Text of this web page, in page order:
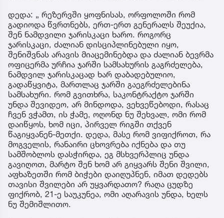
დედა: „ რეზერვში ყოფნისას, ორფოლოში რომ
გადიოდა წვრთნებს, ერთ-ერთ გენერალს შეუქია,
შენ ნამდვილი ჯარისკაცი ხარო. როგორც
ჯარისკაცი, ძალიან დისციპლინებული იყო,
შენიშვნას არავის მიაცემინებდა და ძალიან ბევრმა
ოფიცერმა ურჩია ჯარში სამსახურის გაგრძელება,
ნამდვილ ჯარისკაცად ხარ დაბადებულიო,
გადაწყვიტა, მართლაც ჯარში გაეგრძელებინა
სამსახური. რომ გვითხრა, საკონტრაქტო ჯარში
უნდა შევიდეო, არ მინდოდა, ვეხვეწებოდი, რასაც
ჩვენ ვჭამთ, ის ჭამე, ოღონდ ნუ შეხვალ, ომი რომ
დაიწყოს, ხომ იცი, პირველ რიგში თქვენ
წაგიყვანენ-მეთქი. დედა, მასე რომ ვიფიქროთ, რა
მოგველის, რანაირი ცხოვრება იქნება და თუ
სამშობლოს დასჭირდა, ეგ მსხვერპლიც უნდა
გავიღოთ, მარტო შენ ხომ არ გიყვარს შენი შვილი,
აფხაზეთში რომ ბიჭები დაიღუპნენ, იმათ დედებს
თავისი შვილები არ უყვარდათო? რაღა ცუდზე
ფიქრობ, 21-ე საუკუნეა, ომი აღარავის უნდა, ხელს
ნუ შემიშლითო.